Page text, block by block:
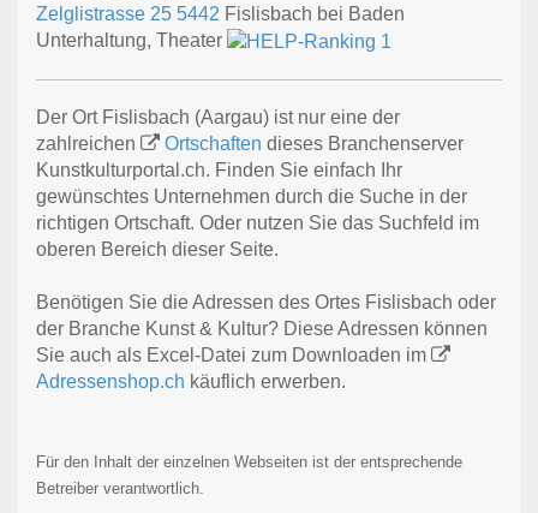
Zelglistrasse 25 5442 Fislisbach bei Baden
Unterhaltung, Theater
Der Ort Fislisbach (Aargau) ist nur eine der
zahlreichen
Ortschaften dieses Branchenserver
Kunstkulturportal.ch. Finden Sie einfach Ihr
gewünschtes Unternehmen durch die Suche in der
richtigen Ortschaft. Oder nutzen Sie das Suchfeld im
oberen Bereich dieser Seite.
Benötigen Sie die Adressen des Ortes Fislisbach oder
der Branche Kunst & Kultur? Diese Adressen können
Sie auch als Excel-Datei zum Downloaden im
Adressenshop.ch käuflich erwerben.
Für den Inhalt der einzelnen Webseiten ist der entsprechende
Betreiber verantwortlich.